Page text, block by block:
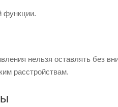
функции.
нельзя оставлять без
расстройствам.